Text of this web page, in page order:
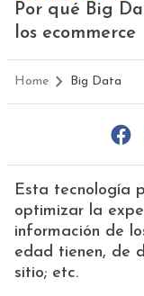
Por qué Big
los ecommerce
Home Big Data
Esta tecnología
optimizar la
información de
edad tienen, de
sitio; etc.